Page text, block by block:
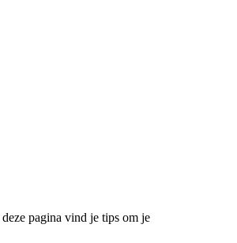
pagina vind je tips om je